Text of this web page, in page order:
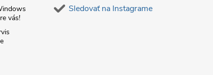
vás!
Sledovať na Instagrame